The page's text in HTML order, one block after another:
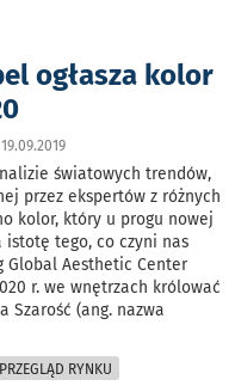
ogłasza kolor
światowych trendów,
przez ekspertów z różnych
kolor, który u progu nowej
istotę tego, co czyni nas
Global Aesthetic Center
r. we wnętrzach królować
Szarość (ang. nazwa
RYNKU